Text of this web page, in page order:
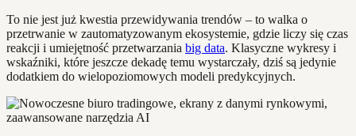
To nie jest już kwestia przewidywania trendów – to walka o
przetrwanie w zautomatyzowanym ekosystemie, gdzie liczy się czas
reakcji i umiejętność przetwarzania big data. Klasyczne wykresy i
wskaźniki, które jeszcze dekadę temu wystarczały, dziś są jedynie
dodatkiem do wielopoziomowych modeli predykcyjnych.